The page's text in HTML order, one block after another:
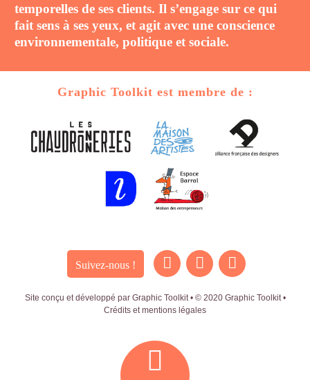
temporelles de ses clients. Il s’engage sur ce qui
fait sens à ses yeux, et agit avec une conscience
environnementale, politique et sociale.
Graphic Toolkit est membre de :
Suivez-nous !
Site conçu et développé par Graphic Toolkit • © 2020 Graphic Toolkit •
Crédits et mentions légales